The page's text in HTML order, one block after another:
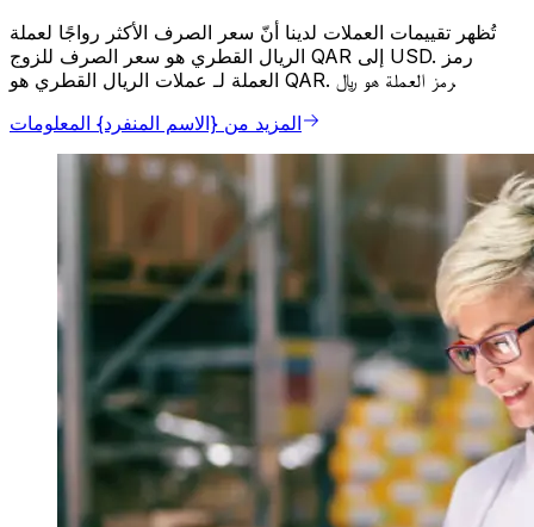
تُظهر تقييمات العملات لدينا أنّ سعر الصرف الأكثر رواجًا لعملة
الريال القطري هو سعر الصرف للزوج QAR إلى USD. رمز
العملة لـ عملات الريال القطري هو QAR. رمز العملة هو ﷼.
المزيد من {الاسم المنفرد} المعلومات